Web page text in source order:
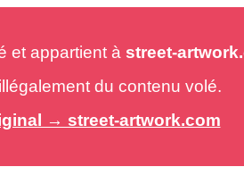
et appartient à street-
du contenu volé.
→ street-artwork.com